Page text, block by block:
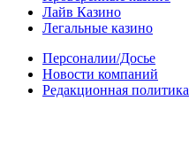
Лайв Казино
Легальные казино
Персоналии/Досье
Новости компаний
Редакционная политика